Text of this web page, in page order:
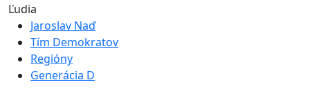
Ľudia
Jaroslav Naď
Tím Demokratov
Regióny
Generácia D